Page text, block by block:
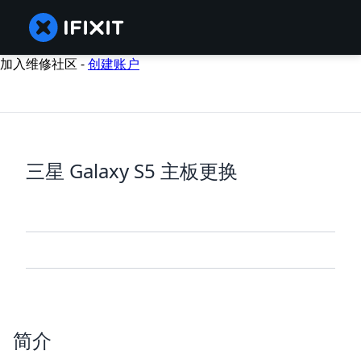
加入维修社区 -创建账户
三星 Galaxy S5 主板更换
简介